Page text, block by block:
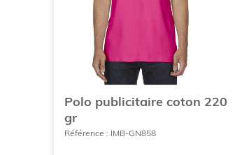
L'engagement
fabriqués en France
L'accompagnement de
logistique pour vos
Polo publicitaire coton 220
gr
Référence : IMB-GN858